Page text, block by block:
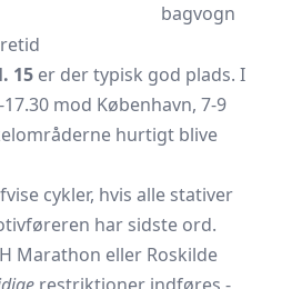
bagvogn
15 er der typisk god plads. I
mod København, 7-9
hurtigt blive
cykler, hvis alle stativer
har sidste ord.
Marathon eller Roskilde